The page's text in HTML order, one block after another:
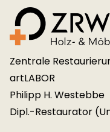
Vorfeld
Raritäten
höherer
werden oder
genommen
Zentrale
artLABOR
Philipp H. Westebbe
Dipl.-Restaurator